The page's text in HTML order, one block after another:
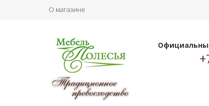
О магазине